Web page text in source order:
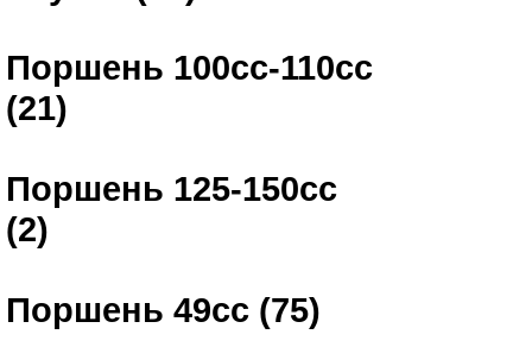
Поршень 100сс-110сс
(21)
Поршень 125-150сс
(2)
Поршень 49сс (75)